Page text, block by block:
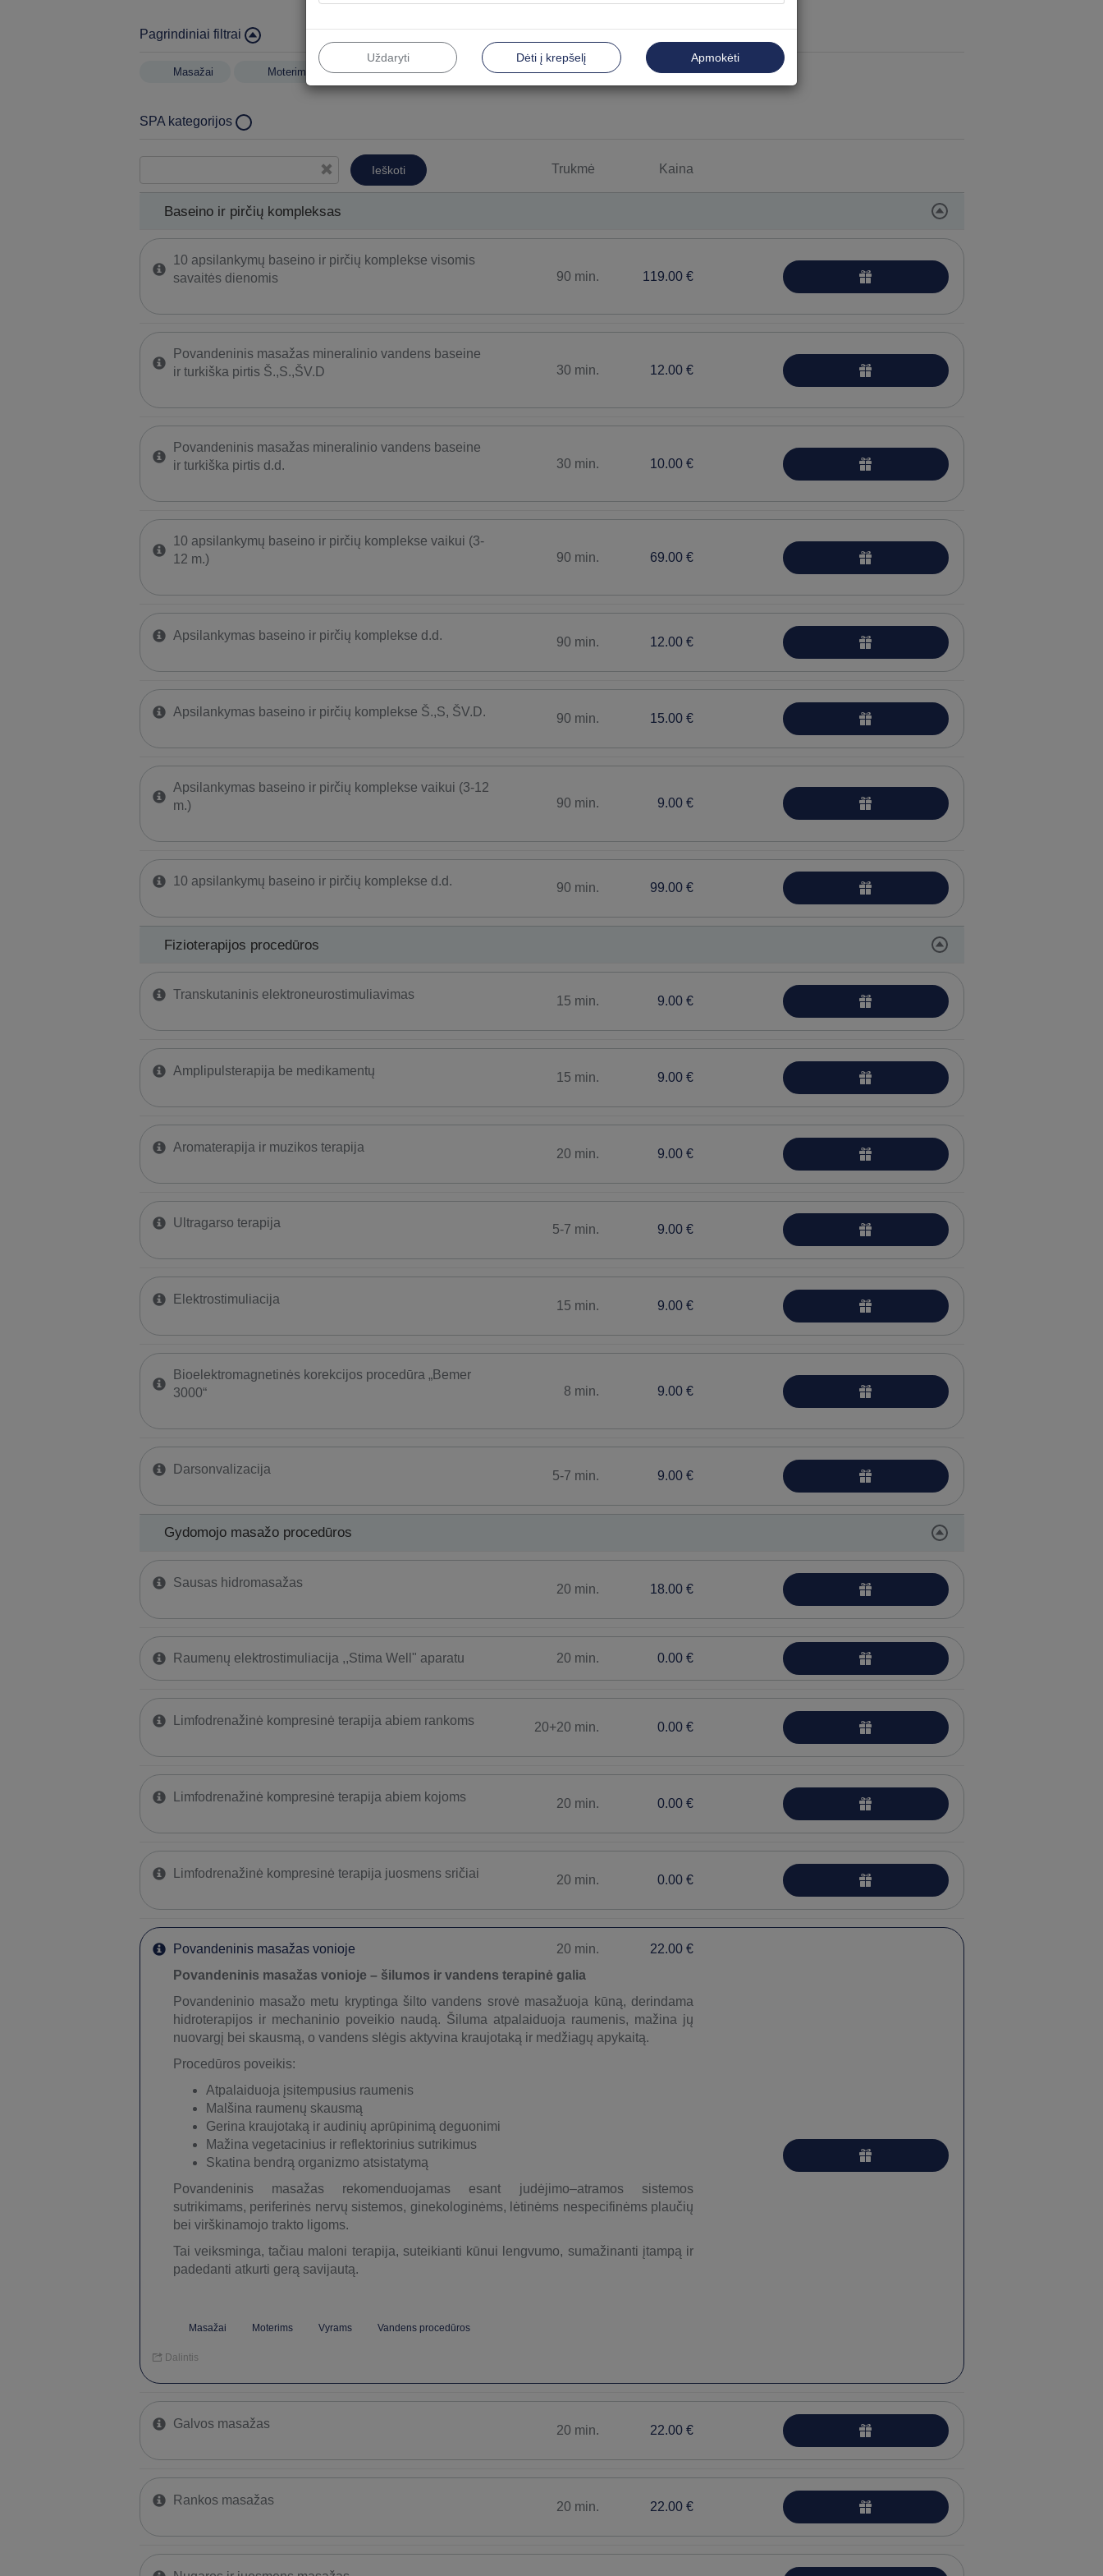
Pagrindiniai filtrai
Masažai Moterims Vyrams
SPA kategorijos
Baseino ir pirčių kompleksas
Gydomojo purvo procedūros
Kineziterapija
Ieškoti Trukmė Kaina
Baseino ir pirčių kompleksas
10 apsilankymų baseino ir pirčių komplekse visomis
savaitės dienomis
90 min. 119.00 €
Povandeninis masažas mineralinio vandens baseine
ir turkiška pirtis Š.,S.,ŠV.D
30 min. 12.00 €
Povandeninis masažas mineralinio vandens baseine
ir turkiška pirtis d.d.
30 min. 10.00 €
10 apsilankymų baseino ir pirčių komplekse vaikui (3-
12 m.)
90 min. 69.00 €
Apsilankymas baseino ir pirčių komplekse d.d. 90 min. 12.00 €
Apsilankymas baseino ir pirčių komplekse Š.,S, ŠV.D. 90 min. 15.00 €
Apsilankymas baseino ir pirčių komplekse vaikui (3-12
m.)
90 min. 9.00 €
10 apsilankymų baseino ir pirčių komplekse d.d. 90 min. 99.00 €
Fizioterapijos procedūros
​Transkutaninis elektroneurostimuliavimas 15 min. 9.00 €
Amplipulsterapija be medikamentų 15 min. 9.00 €
​Aromaterapija ir muzikos terapija 20 min. 9.00 €
Ultragarso terapija 5-7 min. 9.00 €
Elektrostimuliacija 15 min. 9.00 €
Bioelektromagnetinės korekcijos procedūra „Bemer
3000“
8 min. 9.00 €
Darsonvalizacija 5-7 min. 9.00 €
Gydomojo masažo procedūros
Sausas hidromasažas 20 min. 18.00 €
Raumenų elektrostimuliacija ,,Stima Well" aparatu 20 min. 0.00 €
Limfodrenažinė kompresinė terapija abiem rankoms 20+20 min. 0.00 €
Limfodrenažinė kompresinė terapija abiem kojoms 20 min. 0.00 €
Limfodrenažinė kompresinė terapija juosmens sričiai 20 min. 0.00 €
Povandeninis masažas vonioje 20 min.
22.00 €
Povandeninis masažas vonioje – šilumos ir vandens terapinė galia
Povandeninio masažo metu kryptinga šilto vandens srovė masažuoja kūną, derindama
hidroterapijos ir mechaninio poveikio naudą. Šiluma atpalaiduoja raumenis, mažina jų
nuovargį bei skausmą, o vandens slėgis aktyvina kraujotaką ir medžiagų apykaitą.
Procedūros poveikis:
Atpalaiduoja įsitempusius raumenis
Malšina raumenų skausmą
Gerina kraujotaką ir audinių aprūpinimą deguonimi
Mažina vegetacinius ir reflektorinius sutrikimus
Skatina bendrą organizmo atsistatymą
Povandeninis masažas rekomenduojamas esant judėjimo–atramos sistemos
sutrikimams, periferinės nervų sistemos, ginekologinėms, lėtinėms nespecifinėms plaučių
bei virškinamojo trakto ligoms.
Tai veiksminga, tačiau maloni terapija, suteikianti kūnui lengvumo, sumažinanti įtampą ir
padedanti atkurti gerą savijautą.
Masažai Moterims Vyrams Vandens procedūros
Dalintis
Galvos masažas 20 min. 22.00 €
Rankos masažas 20 min. 22.00 €
Uždaryti Dėti į krepšelį Apmokėti